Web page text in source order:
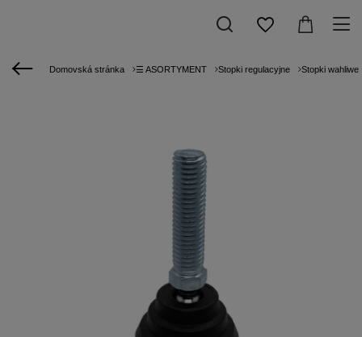
Domovská stránka ☰ ASORTYMENT Stopki regulacyjne Stopki wahliwe